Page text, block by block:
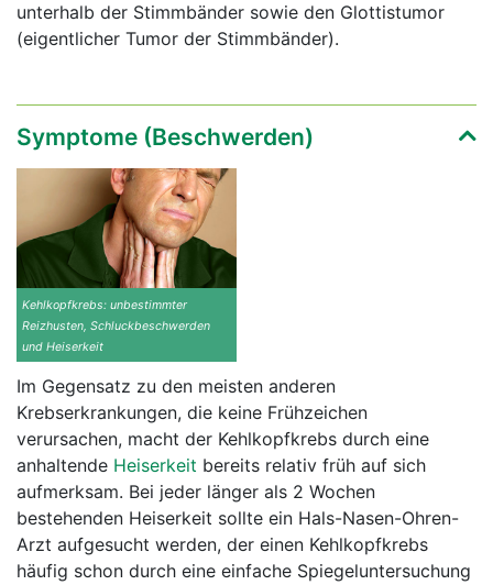
unterhalb der Stimmbänder sowie den Glottistumor
(eigentlicher Tumor der Stimmbänder).
Symptome (Beschwerden)
Kehlkopfkrebs: unbestimmter
Reizhusten, Schluckbeschwerden
und Heiserkeit
Im Gegensatz zu den meisten anderen
Krebserkrankungen, die keine Frühzeichen
verursachen, macht der Kehlkopfkrebs durch eine
anhaltende Heiserkeit bereits relativ früh auf sich
aufmerksam. Bei jeder länger als 2 Wochen
bestehenden Heiserkeit sollte ein Hals-Nasen-Ohren-
Arzt aufgesucht werden, der einen Kehlkopfkrebs
häufig schon durch eine einfache Spiegeluntersuchung